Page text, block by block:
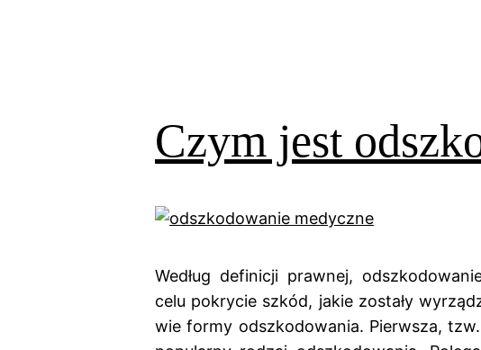
Czym jest
Według definicji prawnej,
celu pokrycie szkód, jakie zostały
wie formy odszkodowania. Pierwsza, tzw.